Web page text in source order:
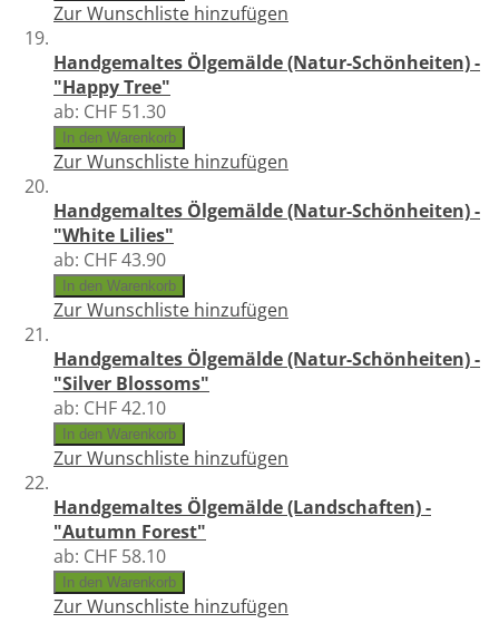
Zur Wunschliste hinzufügen
Handgemaltes Ölgemälde (Natur-Schönheiten) -
"Happy Tree"
ab: CHF 51.30
In den Warenkorb
Zur Wunschliste hinzufügen
Handgemaltes Ölgemälde (Natur-Schönheiten) -
"White Lilies"
ab: CHF 43.90
In den Warenkorb
Zur Wunschliste hinzufügen
Handgemaltes Ölgemälde (Natur-Schönheiten) -
"Silver Blossoms"
ab: CHF 42.10
In den Warenkorb
Zur Wunschliste hinzufügen
Handgemaltes Ölgemälde (Landschaften) -
"Autumn Forest"
ab: CHF 58.10
In den Warenkorb
Zur Wunschliste hinzufügen